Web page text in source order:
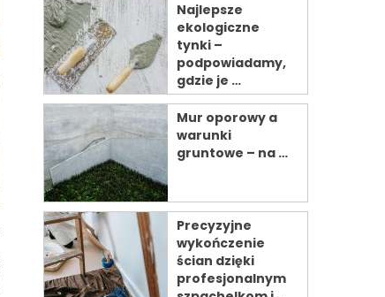
Najlepsze
ekologiczne
tynki –
podpowiadamy,
gdzie je …
Mur oporowy a
warunki
gruntowe – na …
Precyzyjne
wykończenie
ścian dzięki
profesjonalnym